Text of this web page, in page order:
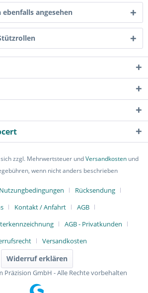
angesehen
zzgl. Mehrwertsteuer undVersandkostenund
wenn nicht anders beschrieben
Nutzungbedingungen
Rücksendung
Kontakt / Anfahrt
AGB
AGB - Privatkunden
Versandkosten
Widerruf erklären
GmbH - Alle Rechte vorbehalten